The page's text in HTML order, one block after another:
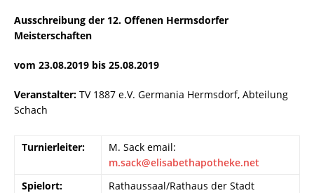
Ausschreibung der 12. Offenen Hermsdorfer
Meisterschaften
vom 23.08.2019 bis 25.08.2019
Veranstalter: TV 1887 e.V. Germania Hermsdorf, Abteilung
Schach
Turnierleiter:
M. Sack email:
m.sack@elisabethapotheke.net
Spielort:
Rathaussaal/Rathaus der Stadt